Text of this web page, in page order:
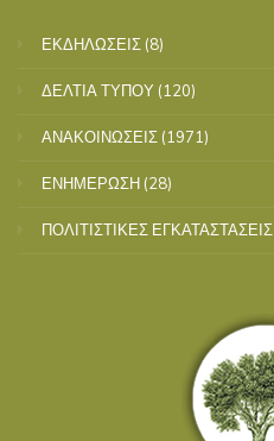
ΕΚΔΗΛΩΣΕΙΣ (8)
ΔΕΛΤΙΑ ΤΥΠΟΥ (120)
ΑΝΑΚΟΙΝΩΣΕΙΣ (1971)
ΕΝΗΜΕΡΩΣΗ (28)
ΠΟΛΙΤΙΣΤΙΚΕΣ ΕΓΚΑΤΑΣΤΑΣΕΙΣ